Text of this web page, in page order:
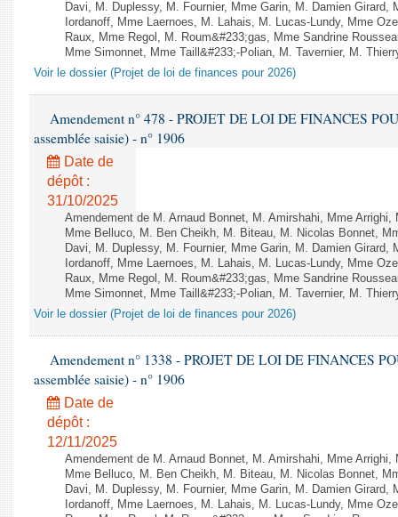
Davi, M. Duplessy, M. Fournier, Mme Garin, M. Damien Girard,
Iordanoff, Mme Laernoes, M. Lahais, M. Lucas-Lundy, Mme
Raux, Mme Regol, M. Roum&#233;gas, Mme Sandrine
Mme Simonnet, Mme Taill&#233;-Polian, M. Tavernier, M.
Voir le dossier (Projet de loi de finances pour 2026)
Amendement n° 478 - PROJET DE LOI DE FINANCES
assemblée saisie) - n° 1906
Date de
dépôt :
31/10/2025
Amendement de M. Arnaud Bonnet, M. Amirshahi, Mme
Mme Belluco, M. Ben Cheikh, M. Biteau, M. Nicolas Bonnet,
Davi, M. Duplessy, M. Fournier, Mme Garin, M. Damien Girard,
Iordanoff, Mme Laernoes, M. Lahais, M. Lucas-Lundy, Mme
Raux, Mme Regol, M. Roum&#233;gas, Mme Sandrine
Mme Simonnet, Mme Taill&#233;-Polian, M. Tavernier, M.
Voir le dossier (Projet de loi de finances pour 2026)
Amendement n° 1338 - PROJET DE LOI DE FINANCES
assemblée saisie) - n° 1906
Date de
dépôt :
12/11/2025
Amendement de M. Arnaud Bonnet, M. Amirshahi, Mme
Mme Belluco, M. Ben Cheikh, M. Biteau, M. Nicolas Bonnet,
Davi, M. Duplessy, M. Fournier, Mme Garin, M. Damien Girard,
Iordanoff, Mme Laernoes, M. Lahais, M. Lucas-Lundy, Mme